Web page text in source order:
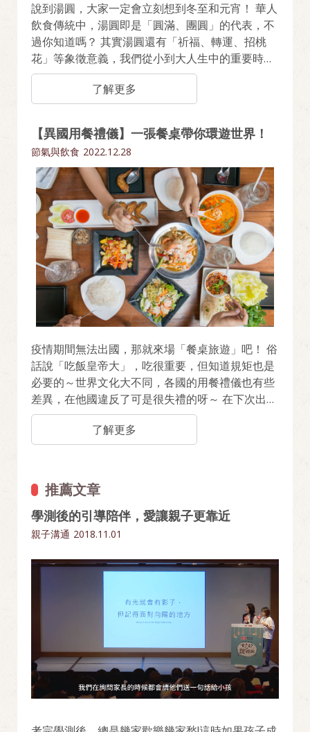
說到湯圓，大家一定會立刻想到冬至和元宵！ 華人
飲食傳統中，湯圓即是「圓滿、團圓」的代表，不
過你知道嗎？ 其實湯圓還有「祈福、轉運、招桃
花」等象徵意義，我們從小到大人生中的重要時
刻，也都少不了一碗湯圓。 原來湯圓不只是品嚐美
味，更是幸福的象徵！
了解更多
【異國用餐禮儀】一張餐桌帶你環遊世界！
節氣與飲食 2022.12.28
疫情期間無法出國，那就來場「餐桌旅遊」吧！ 俗
話說「吃飯皇帝大」，吃很重要，但知道規矩也是
必要的～世界文化大不同，各國的用餐禮儀也有些
差異，在他國違反了可是很失禮的呀～ 在下次出國
前先來熟悉一下吧，立即看看這些國家有哪些飲食
了解更多
推薦文章
學測後的引導陪伴，愛讓親子更靠近
親子溝通 2018.11.01